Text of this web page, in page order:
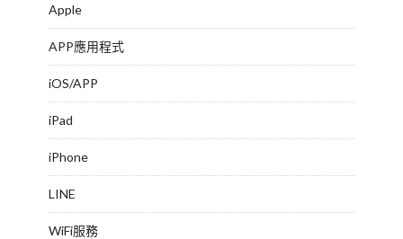
Apple
APP應用程式
iOS/APP
iPad
iPhone
LINE
WiFi服務